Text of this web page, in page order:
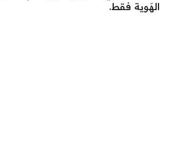
الهَوية فقط.